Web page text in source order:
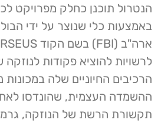
באמצעות כלי שנוצר על ידי
לרשויות להוציא פקודות
הרכיבים החיוניים שלה במכונות
ההשמדה העצמית, שהונדסו